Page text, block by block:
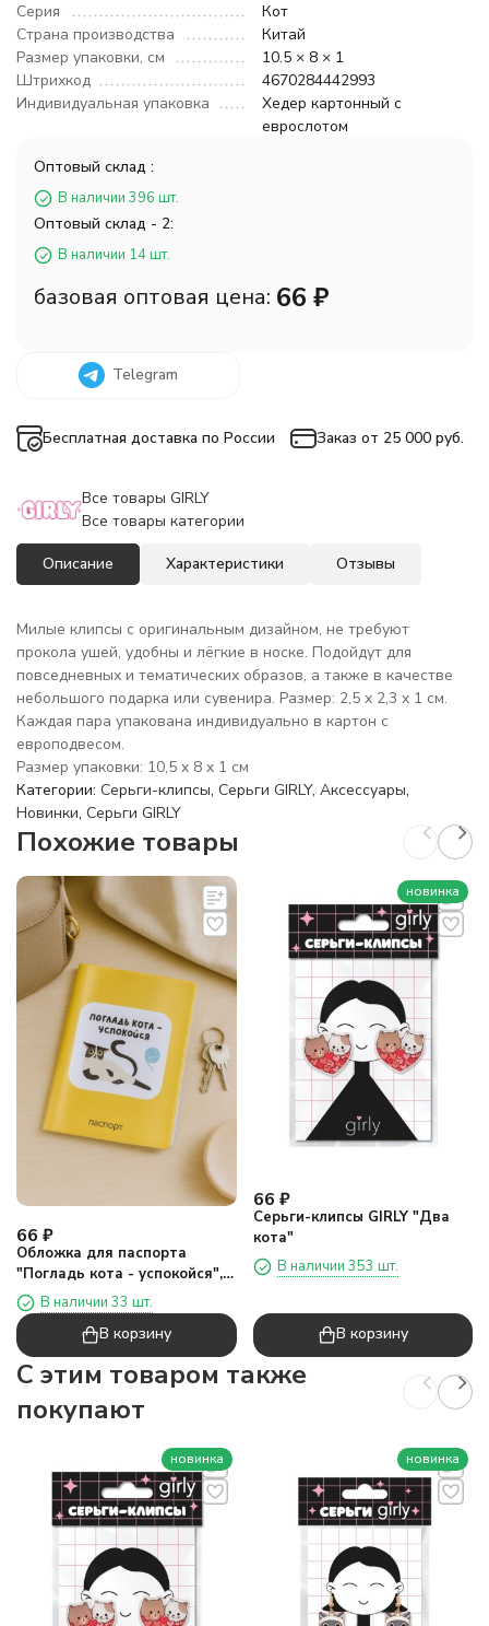
Серия
Кот
Страна производства
Китай
Размер упаковки, см
10.5 × 8 × 1
Штрихкод
4670284442993
Индивидуальная упаковка
Хедер картонный с
еврослотом
Оптовый склад :
В наличии 396 шт.
Оптовый склад - 2:
В наличии 14 шт.
базовая оптовая цена: 66 ₽
Telegram
Бесплатная доставка по России Заказ от 25 000 руб.
Все товары GIRLY
Все товары категории
Описание Характеристики Отзывы
Милые клипсы с оригинальным дизайном, не требуют
прокола ушей, удобны и лёгкие в носке. Подойдут для
повседневных и тематических образов, а также в качестве
небольшого подарка или сувенира. Размер: 2,5 x 2,3 x 1 см.
Каждая пара упакована индивидуально в картон с
европодвесом.
Размер упаковки: 10,5 x 8 x 1 см
Категории: Серьги-клипсы, Серьги GIRLY, Аксессуары,
Новинки, Серьги GIRLY
Похожие товары
66 ₽
Обложка для паспорта
"Погладь кота - успокойся",
плотность 280 мкм
В наличии 33 шт.
В корзину
новинка
66 ₽
Серьги-клипсы GIRLY "Два
кота"
В наличии 353 шт.
В корзину
C этим товаром также
покупают
новинка новинка